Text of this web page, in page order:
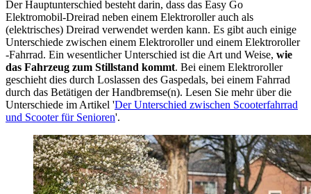
Der Hauptunterschied besteht darin, dass das Easy Go
Elektromobil-Dreirad neben einem Elektroroller auch als
(elektrisches) Dreirad verwendet werden kann. Es gibt auch einige
Unterschiede zwischen einem Elektroroller und einem Elektroroller
-Fahrrad. Ein wesentlicher Unterschied ist die Art und Weise, wie
das Fahrzeug zum Stillstand kommt. Bei einem Elektroroller
geschieht dies durch Loslassen des Gaspedals, bei einem Fahrrad
durch das Betätigen der Handbremse(n). Lesen Sie mehr über die
Unterschiede im Artikel 'Der Unterschied zwischen Scooterfahrrad
und Scooter für Senioren'.